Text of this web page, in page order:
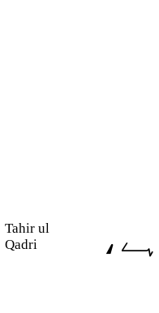
Tahir ul
Qadri